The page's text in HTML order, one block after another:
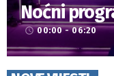
Noćni
access_time 00:00 - 06:20